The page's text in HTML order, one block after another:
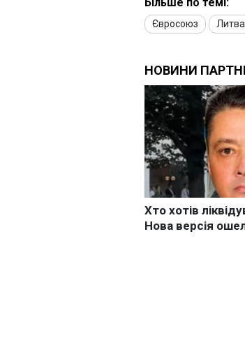
Євросоюз Литва